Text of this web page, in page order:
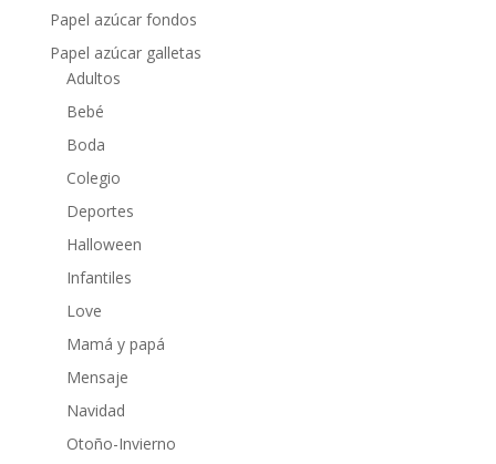
Papel azúcar fondos
Papel azúcar galletas
Adultos
Bebé
Boda
Colegio
Deportes
Halloween
Infantiles
Love
Mamá y papá
Mensaje
Navidad
Otoño-Invierno